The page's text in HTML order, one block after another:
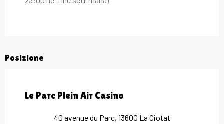
Posizione
Le Parc Plein Air Casino
40 avenue du Parc, 13600 La Ciotat